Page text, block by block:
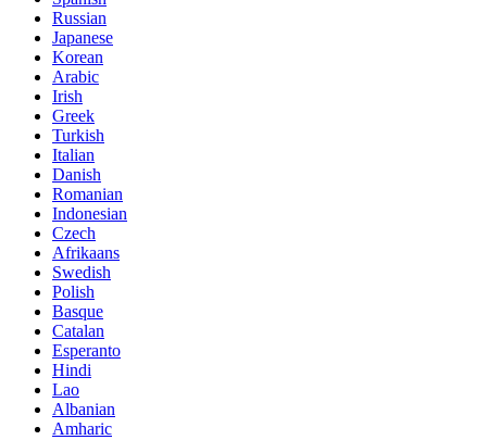
Russian
Japanese
Korean
Arabic
Irish
Greek
Turkish
Italian
Danish
Romanian
Indonesian
Czech
Afrikaans
Swedish
Polish
Basque
Catalan
Esperanto
Hindi
Lao
Albanian
Amharic